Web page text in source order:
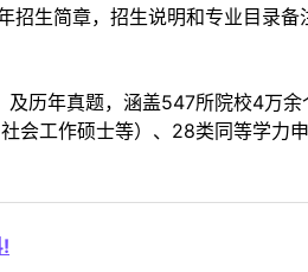
招生简章，招生说明和专业目录
历年真题，涵盖547所院校4万
会工作硕士等）、28类同等学力申